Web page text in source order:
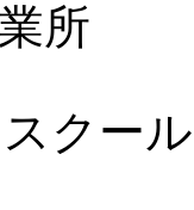
所
クール